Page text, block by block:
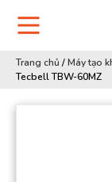
Trang chủ /Máy tạo
Tecbell TBW-60MZ